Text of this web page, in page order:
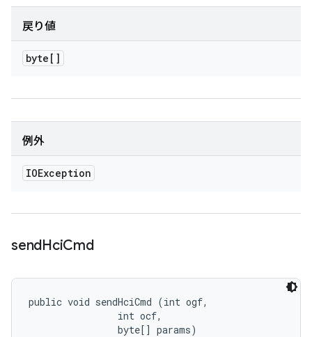
戻り値
byte[]
例外
IOException
sendHciCmd
public void sendHciCmd (int ogf,
                int ocf,
                byte[] params)